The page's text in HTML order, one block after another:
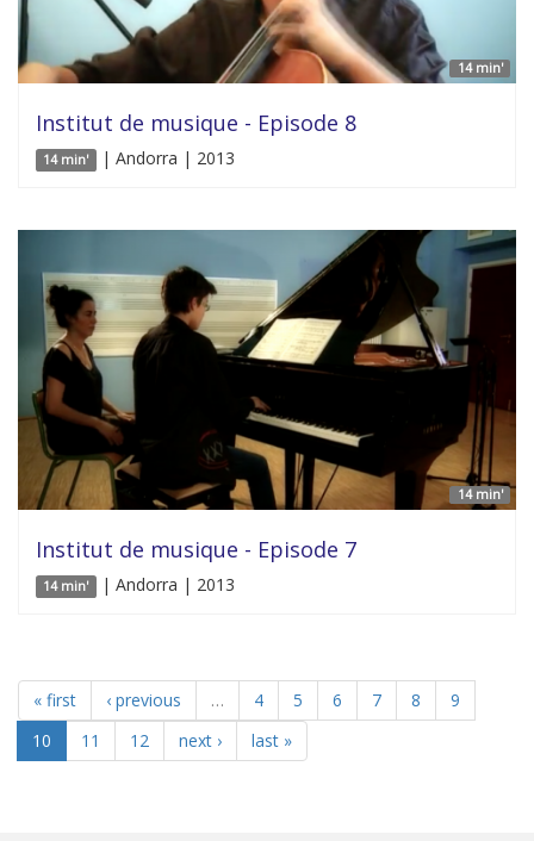
14 min'
Institut de musique - Episode 8
14 min' | Andorra | 2013
14 min'
Institut de musique - Episode 7
14 min' | Andorra | 2013
« first ‹ previous … 4 5 6 7 8
9
10
11 12 next › last »